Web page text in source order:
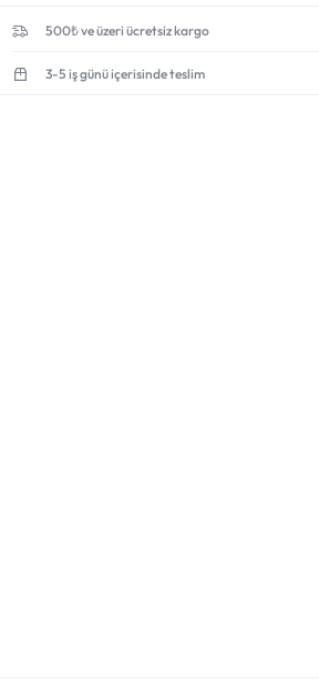
500₺ ve üzeri ücretsiz kargo
3-5 iş günü içerisinde teslim